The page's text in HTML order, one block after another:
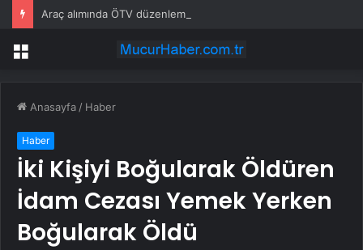
Menü
Anasayfa / Haber
Haber
İki Kişiyi Boğularak Öldüren
İdam Cezası Yemek Yerken
Boğularak Öldü